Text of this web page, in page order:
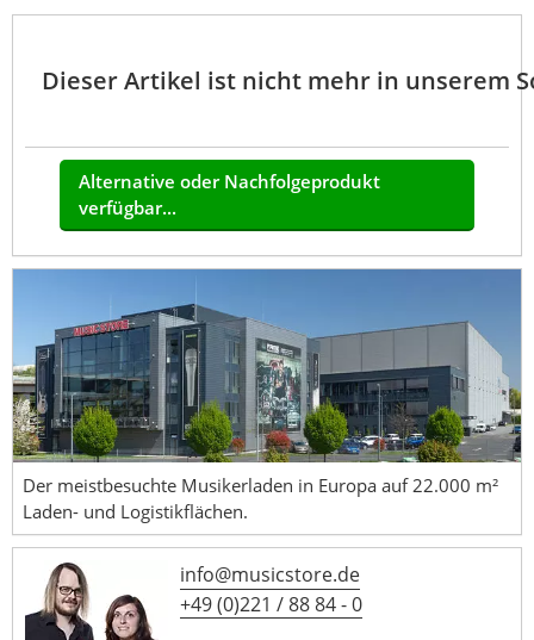
Dieser Artikel ist nicht mehr in unserem
Alternative oder Nachfolgeprodukt
verfügbar...
Der meistbesuchte Musikerladen in Europa auf 22.000 m²
Laden- und Logistikflächen.
info@musicstore.de
+49 (0)221 / 88 84 - 0